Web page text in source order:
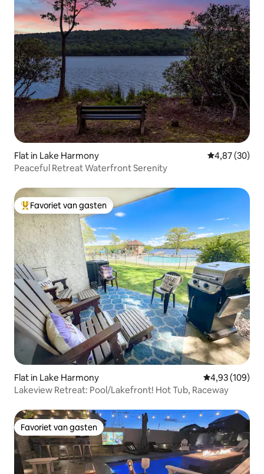
Flat in Lake Harmony Gemiddelde
4,87 (30)
Peaceful Retreat Waterfront Serenity
Topfavoriet van gasten
Favoriet van gasten
Flat in Lake Harmony Gemiddelde
4,93 (109)
Lakeview Retreat: Pool/Lakefront! Hot Tub, Raceway
Favoriet van gasten
Favoriet van gasten